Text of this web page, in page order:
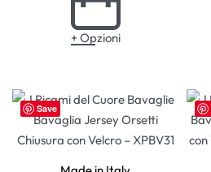
+ Opzioni
Save